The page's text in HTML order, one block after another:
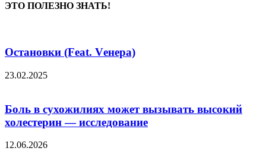
ЭТО ПОЛЕЗНО ЗНАТЬ!
Остановки (Feat. Vенера)
23.02.2025
Боль в сухожилиях может вызывать высокий
холестерин — исследование
12.06.2026